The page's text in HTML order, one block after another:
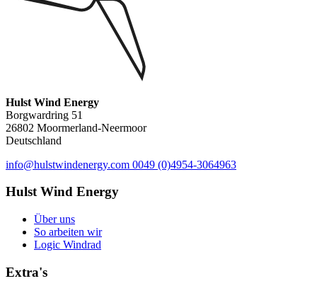
Hulst Wind Energy
Borgwardring 51
26802 Moormerland-Neermoor
Deutschland
info@hulstwindenergy.com 0049 (0)4954-3064963
Hulst Wind Energy
Über uns
So arbeiten wir
Logic Windrad
Extra's